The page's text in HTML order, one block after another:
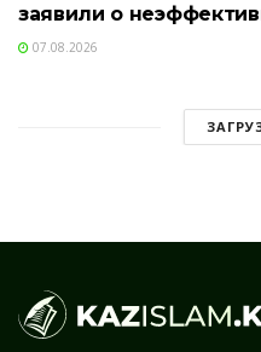
заявили о
07.08.2026